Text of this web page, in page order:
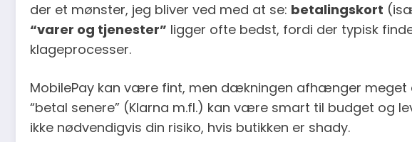
der et mønster, jeg bliver ved med at se: betalingskort
“varer og tjenester” ligger ofte bedst, fordi der typisk
klageprocesser.
MobilePay kan være fint, men dækningen afhænger meget
“betal senere” (Klarna m.fl.) kan være smart til budget og
ikke nødvendigvis din risiko, hvis butikken er shady.